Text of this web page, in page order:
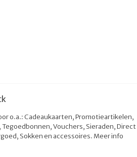
o.a.: Cadeaukaarten, Promotieartikelen,
Tegoedbonnen, Vouchers, Sieraden, Direct
Sokken en accessoires. Meer info